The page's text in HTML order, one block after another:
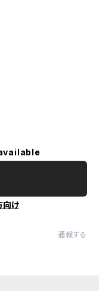
向け
通報する